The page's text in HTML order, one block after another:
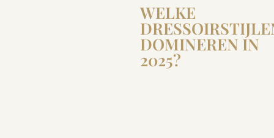
WELKE
DOMINEREN IN
2025?